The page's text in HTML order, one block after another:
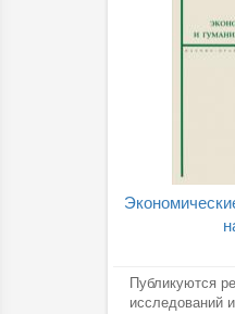
Публикуются
исследований